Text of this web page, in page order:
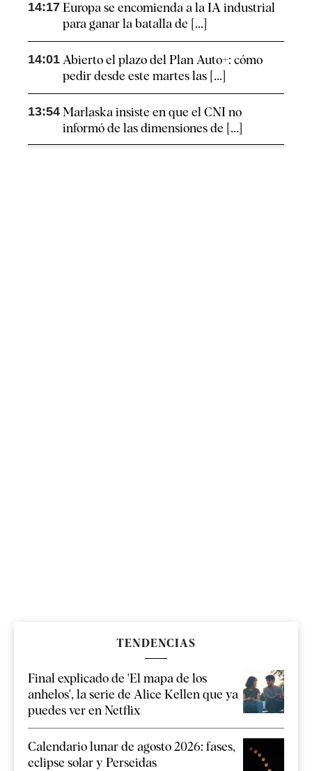
14:17 Europa se encomienda a la IA industrial
para ganar la batalla de [...]
14:01 Abierto el plazo del Plan Auto+: cómo
pedir desde este martes las [...]
13:54 Marlaska insiste en que el CNI no
informó de las dimensiones de [...]
TENDENCIAS
Final explicado de 'El mapa de los
anhelos', la serie de Alice Kellen que ya
puedes ver en Netflix
Calendario lunar de agosto 2026: fases,
eclipse solar y Perseidas